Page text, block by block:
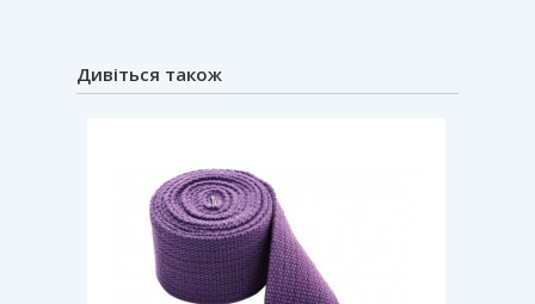
Дивіться також